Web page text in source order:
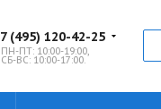
7 (495) 120-42-25
ПН-ПТ: 10:00-19:00,
СБ-ВС: 10:00-17:00.